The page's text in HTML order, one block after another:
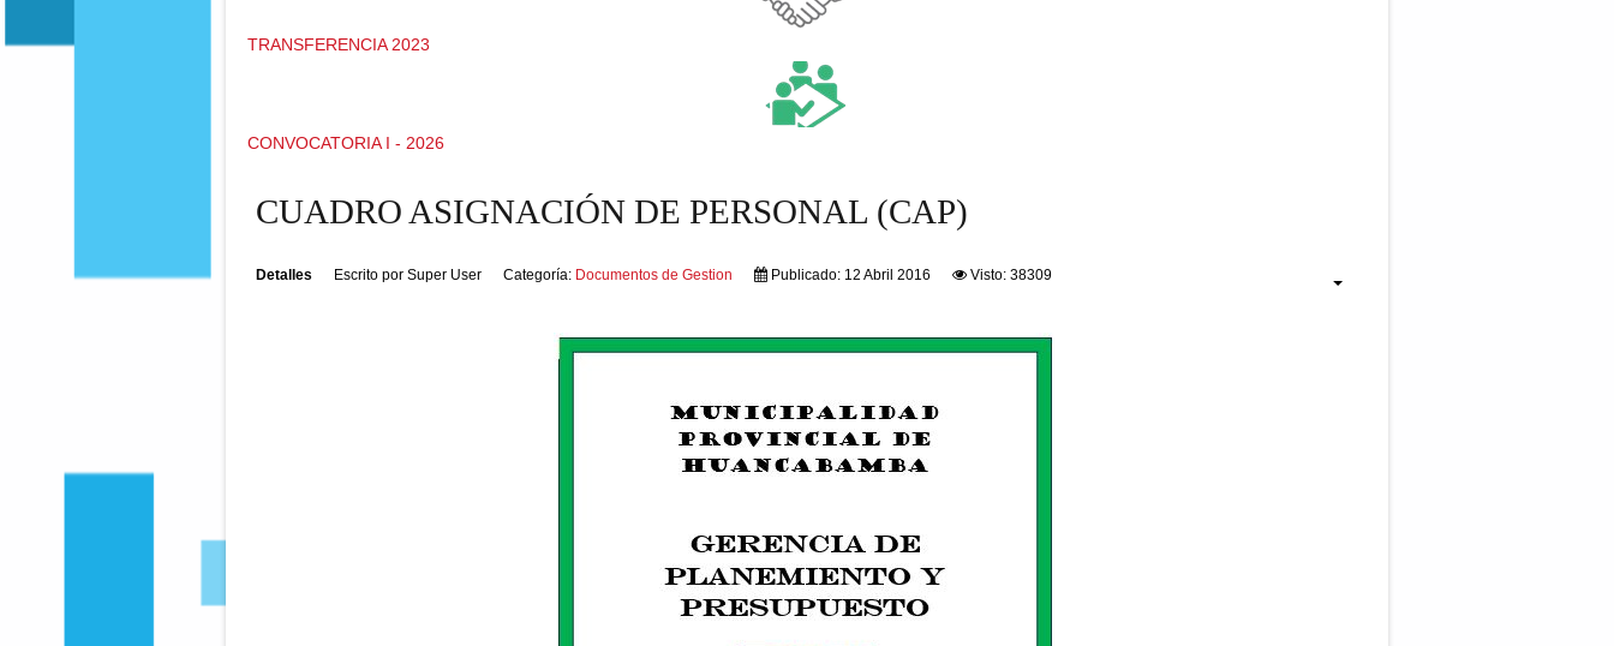
TRANSFERENCIA 2023
CONVOCATORIA I - 2026
CUADRO ASIGNACIÓN DE PERSONAL (CAP)
Detalles Escrito por Super User Categoría: Documentos de Gestion Publicado: 12 Abril 2016 Visto: 38309